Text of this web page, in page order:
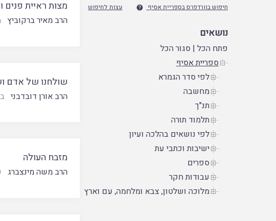
חיפוש בוורדפרס בספריית אסיף  עצות לחיפוש
נושאים
פתח הכל |סגור הכל
ספריית אסיף
לפי סדר הגמרא
מחשבה
תנ"ך
תלמוד תורה
לפי נושאים בהלכה ועיון
ישיבות וכתבי עת
ספרים
עבודות חקר
מלוכה ושלטון, צבא ומלחמה, עם וארץ
מצות ראיית פנים
הרב מאיר ברקוביץ
שולחנו של אדם
הרב אורן דובדבני
מזבח העולה
הרב משה מינצברג